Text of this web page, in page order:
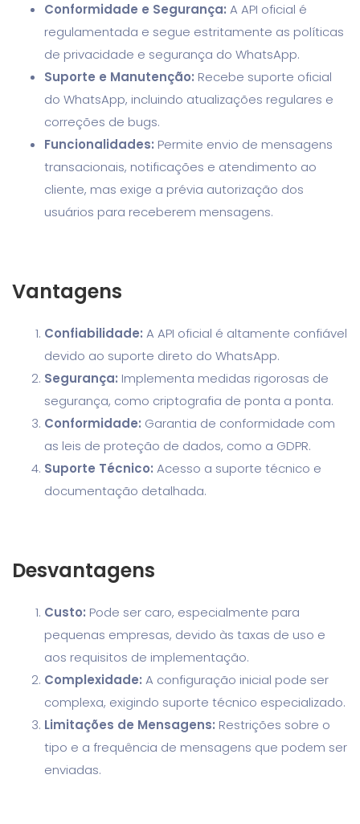
Conformidade e Segurança: A API oficial é
regulamentada e segue estritamente as políticas
de privacidade e segurança do WhatsApp.
Suporte e Manutenção: Recebe suporte oficial
do WhatsApp, incluindo atualizações regulares e
correções de bugs.
Funcionalidades: Permite envio de mensagens
transacionais, notificações e atendimento ao
cliente, mas exige a prévia autorização dos
usuários para receberem mensagens.
Vantagens
Confiabilidade: A API oficial é altamente confiável
devido ao suporte direto do WhatsApp.
Segurança: Implementa medidas rigorosas de
segurança, como criptografia de ponta a ponta.
Conformidade: Garantia de conformidade com
as leis de proteção de dados, como a GDPR.
Suporte Técnico: Acesso a suporte técnico e
documentação detalhada.
Desvantagens
Custo: Pode ser caro, especialmente para
pequenas empresas, devido às taxas de uso e
aos requisitos de implementação.
Complexidade: A configuração inicial pode ser
complexa, exigindo suporte técnico especializado.
Limitações de Mensagens: Restrições sobre o
tipo e a frequência de mensagens que podem ser
enviadas.